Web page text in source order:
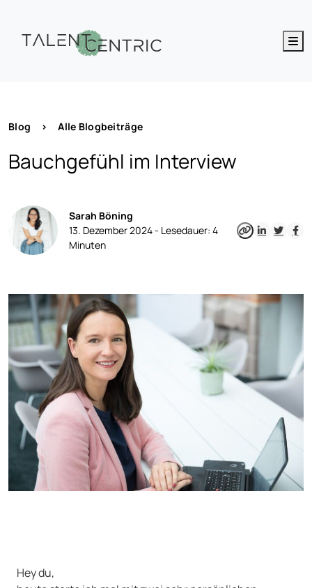
Blog > Alle Blogbeiträge
Bauchgefühl im Interview
Sarah Böning
13. Dezember 2024 - Lesedauer: 4
Minuten
Hey du,